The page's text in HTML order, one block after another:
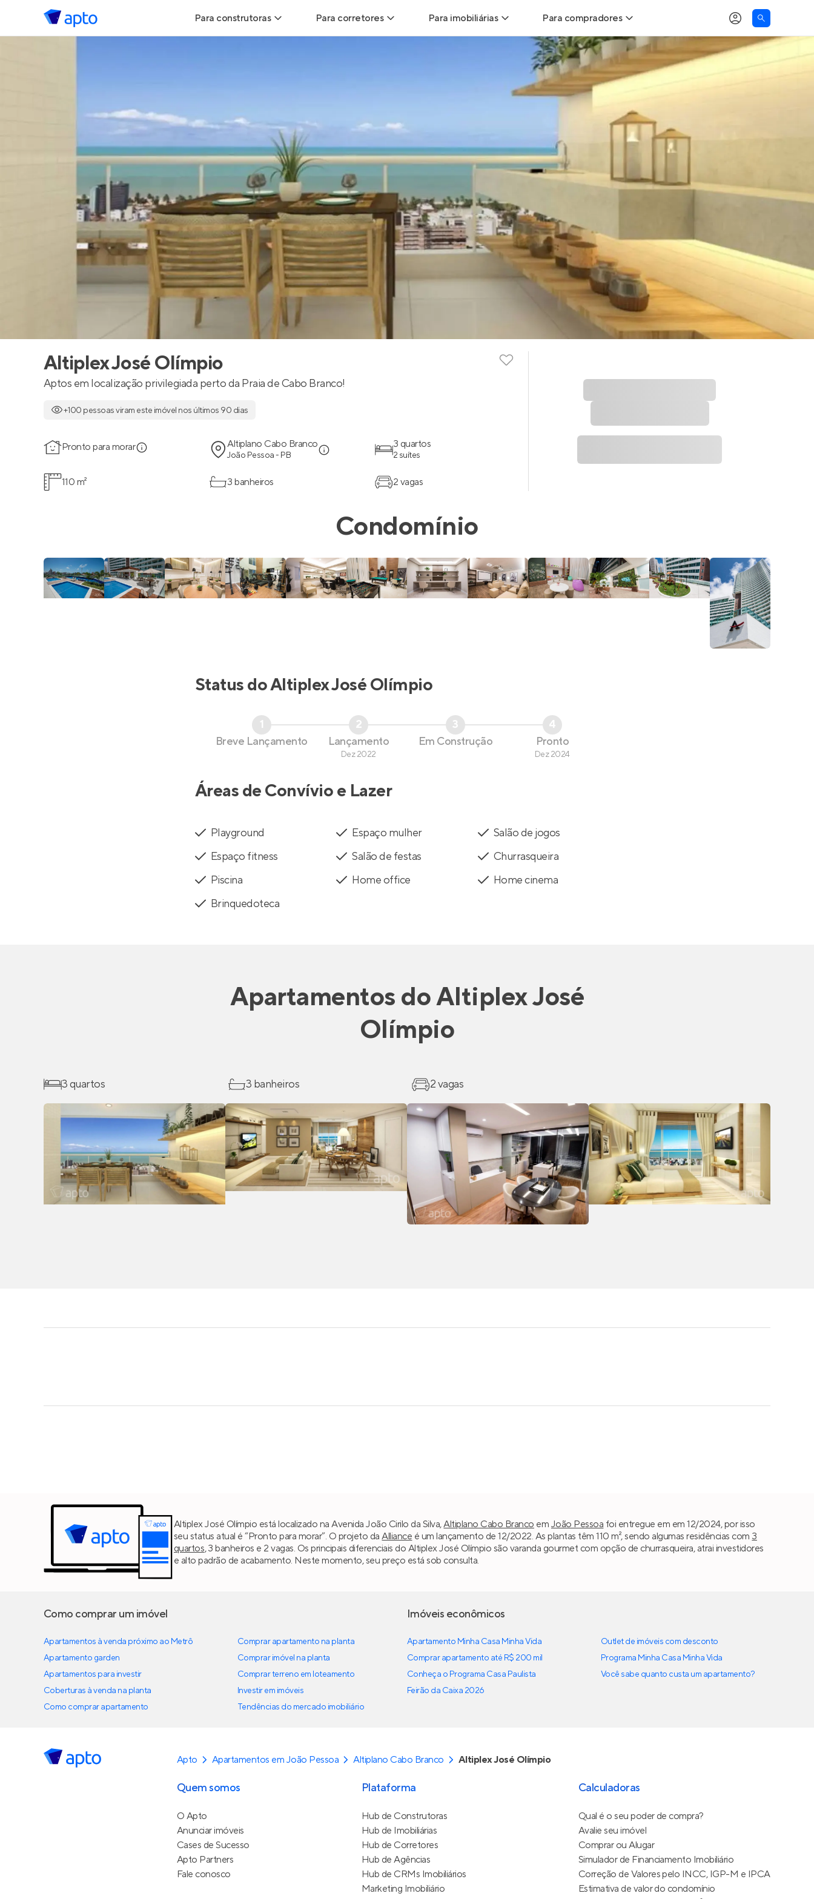
Para construtoras
Geração de Vendas
Maiores Construtoras
Parcerias Imobiliárias
Anunciar Imóveis
Para corretores
Parcerias imobiliárias
Hub de Corretores
Perfil Verificado
Anunciar imóveis
Para imobiliárias
Leads para Imobiliárias
Hub de imobiliárias
Para compradores
Buscar um imóvel novo
Calcule seu Poder de Compra
Comprar x Alugar
Correção do INCC
Simulador de Financiamento
Encontre um corretor
Altiplex José Olímpio
Aptos em localização privilegiada perto da Praia de Cabo Branco!
+100 pessoas viram este imóvel nos últimos 90 dias
Pronto para morar Altiplano Cabo Branco
João Pessoa - PB
3 quartos
2 suítes
110 m² 3 banheiros 2 vagas
Condomínio
Status doAltiplex José Olímpio
1
Breve Lançamento
2
Lançamento
Dez 2022
3
Em Construção
4
Pronto
Dez 2024
Áreas de Convívio e Lazer
Playground Espaço mulher
Salão de jogos
Espaço fitness
Salão de festas
Churrasqueira
Piscina
Home office
Home cinema
Brinquedoteca
Apartamentos doAltiplex José
Olímpio
3 quartos 3 banheiros 2 vagas
Altiplex José Olímpio está localizado na Avenida João Cirilo da Silva,Altiplano Cabo Branco em João Pessoa foi entregue em em 12/2024, por isso
seu status atual é “Pronto para morar”. O projeto daAlliance é um lançamento de 12/2022. As plantas têm 110 m², sendo algumas residências com 3
quartos, 3 banheiros e 2 vagas. Os principais diferenciais do Altiplex José Olímpio são varanda gourmet com opção de churrasqueira, atrai investidores
e alto padrão de acabamento. Neste momento, seu preço está sob consulta.
Como comprar um imóvel
Apartamentos à venda próximo ao Metrô
Apartamento garden
Apartamentos para investir
Coberturas à venda na planta
Como comprar apartamento
Comprar apartamento na planta
Comprar imóvel na planta
Comprar terreno em loteamento
Investir em imóveis
Tendências do mercado imobiliário
Imóveis econômicos
Apartamento Minha Casa Minha Vida
Comprar apartamento até R$ 200 mil
Conheça o Programa Casa Paulista
Feirão da Caixa 2026
Outlet de imóveis com desconto
Programa Minha Casa Minha Vida
Você sabe quanto custa um apartamento?
Apto Apartamentos em João Pessoa Altiplano Cabo Branco Altiplex José Olímpio
Quem somos
O Apto
Anunciar imóveis
Cases de Sucesso
Apto Partners
Fale conosco
Plataforma
Hub de Construtoras
Hub de Imobiliárias
Hub de Corretores
Hub de Agências
Hub de CRMs Imobiliários
Marketing Imobiliário
Calculadoras
Qual é o seu poder de compra?
Avalie seu imóvel
Comprar ou Alugar
Simulador de Financiamento Imobiliário
Correção de Valores pelo INCC, IGP-M e IPCA
Estimativa de valor do condomínio